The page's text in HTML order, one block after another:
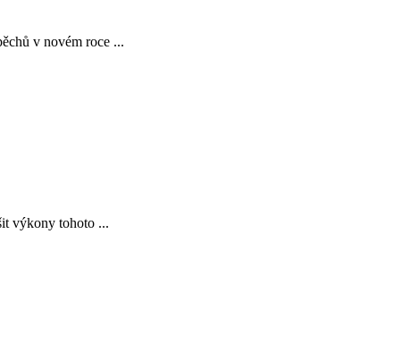
v novém roce ...
výkony tohoto ...